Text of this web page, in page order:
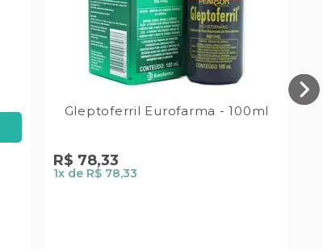
Gleptoferril Eurofarma - 100ml
R$ 78,33
1x de R$ 78,33